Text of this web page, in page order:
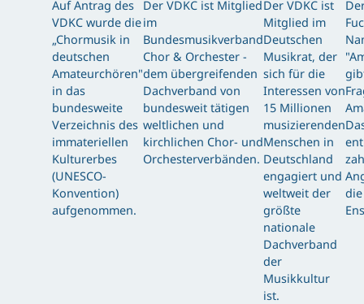
Auf Antrag des
VDKC wurde die
„Chormusik in
deutschen
Amateurchören"
in das
bundesweite
Verzeichnis des
immateriellen
Kulturerbes
(UNESCO-
Konvention)
aufgenommen.
Der VDKC ist Mitglied
im
Bundesmusikverband
Chor & Orchester -
dem übergreifenden
Dachverband von
bundesweit tätigen
weltlichen und
kirchlichen Chor- und
Orchesterverbänden.
Der VDKC ist
Mitglied im
Deutschen
Musikrat, der
sich für die
Interessen von
15 Millionen
musizierenden
Menschen in
Deutschland
engagiert und
weltweit der
größte
nationale
Dachverband
der
Musikkultur
ist.
die